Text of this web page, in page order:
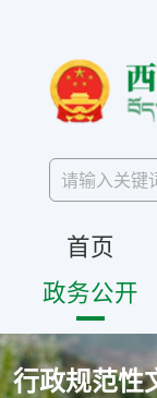
首页
政务公开
行政规范性